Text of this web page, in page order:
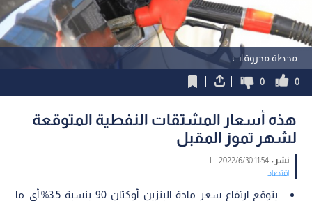
محطة محروقات
0
0
هذه أسعار المشتقات النفطية المتوقعة
لشهر تموز المقبل
نشر :11:54 2022/6/30
|
اقتصاد
يتوقع ارتفاع سعر مادة البنزين أوكتان 90 بنسبة 3.5% أي ما